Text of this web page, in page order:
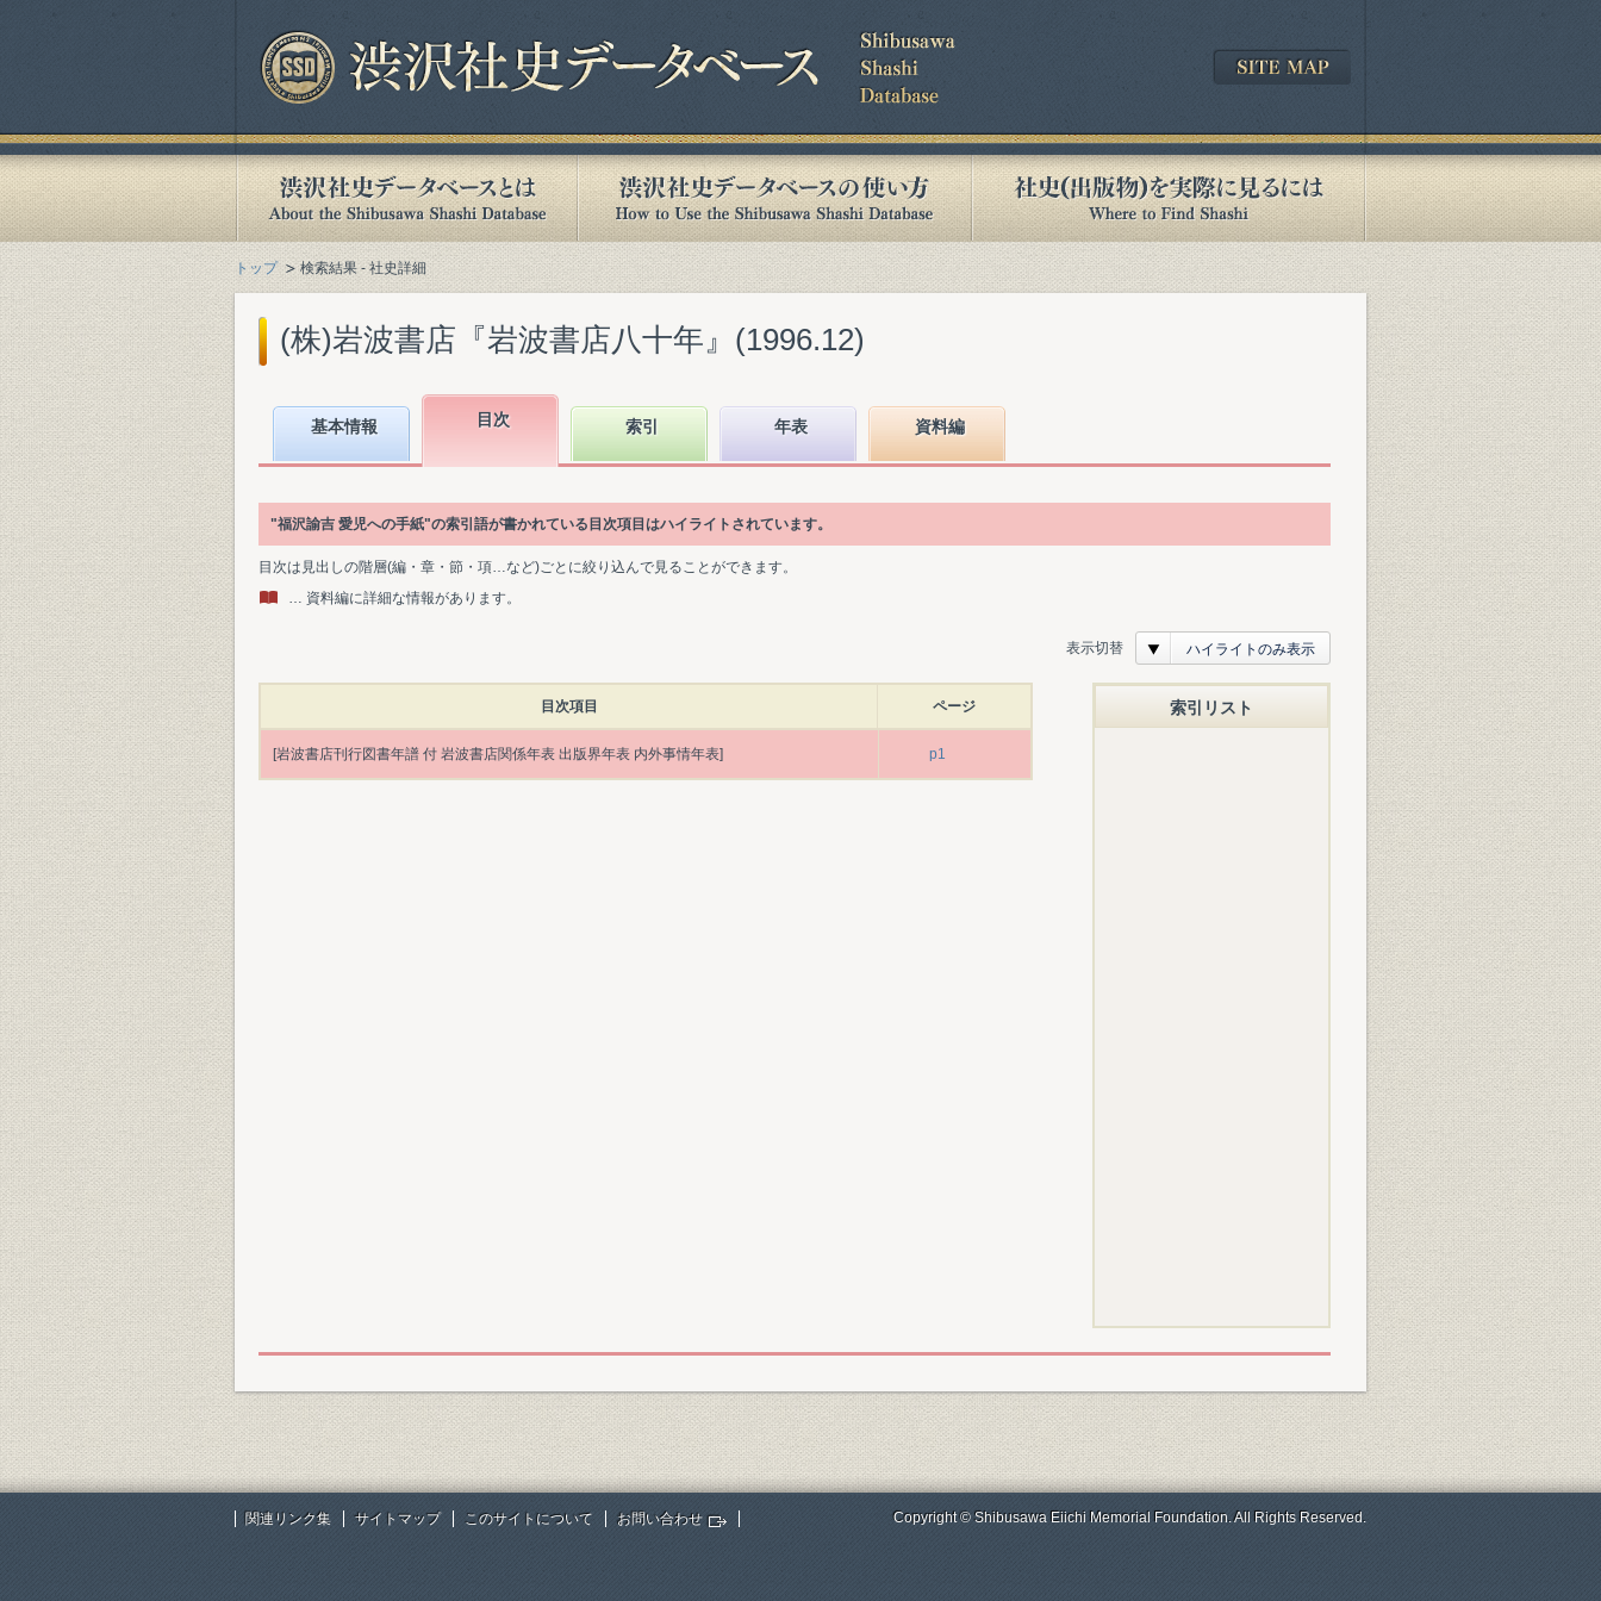
トップ 検索結果 - 社史詳細
(株)岩波書店『岩波書店八十年』(1996.12)
基本情報 目次 索引 年表 資料編
"福沢諭吉 愛児への手紙"の索引語が書かれている目次項目はハイライトされています。
目次は見出しの階層(編・章・節・項…など)ごとに絞り込んで見ることができます。
… 資料編に詳細な情報があります。
表示切替 ハイライトのみ表示
目次項目 ページ
[岩波書店刊行図書年譜 付 岩波書店関係年表 出版界年表 内外事情年表] p1
索引リスト
関連リンク集 サイトマップ このサイトについて お問い合わせ Copyright © Shibusawa Eiichi Memorial Foundation. All Rights Reserved.